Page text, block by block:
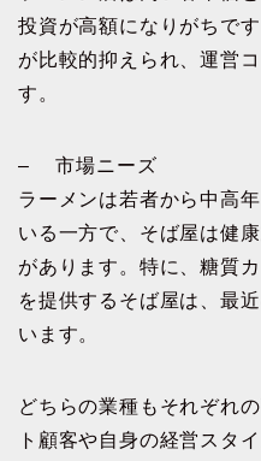
投資が高額になりがちで
が比較的抑えられ、運営
す。
– 市場ニーズ
ラーメンは若者から中高
いる一方で、そば屋は健
があります。特に、糖質
を提供するそば屋は、最
います。
どちらの業種もそれぞれ
ト顧客や自身の経営スタ